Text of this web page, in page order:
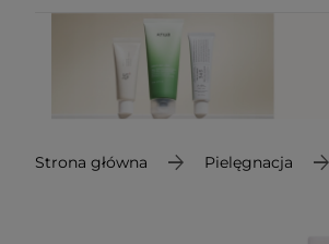
Strona główna Pielęgnacja